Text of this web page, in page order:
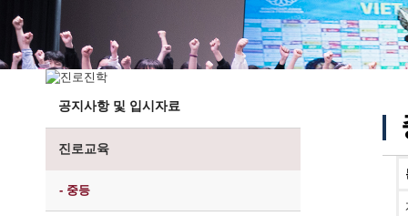
위치/전화
전경사진
공지사항 및 입시자료
진로교육
- 중등